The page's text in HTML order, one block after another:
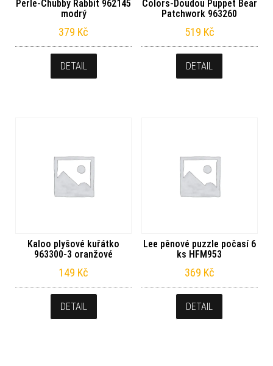
Perle-Chubby Rabbit 962145
modrý
379 Kč
DETAIL
Colors-Doudou Puppet Bear
Patchwork 963260
519 Kč
DETAIL
Kaloo plyšové kuřátko
963300-3 oranžové
149 Kč
DETAIL
Lee pěnové puzzle počasí 6
ks HFM953
369 Kč
DETAIL